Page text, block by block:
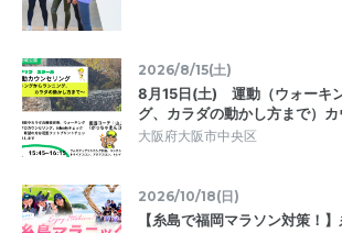
2026/8/15(土)
8月15日(土) 運動（ウォーキ
グ、カラダの動かし方まで）
大阪府大阪市中央区
2026/10/18(日)
【糸島で福岡マラソン対策！